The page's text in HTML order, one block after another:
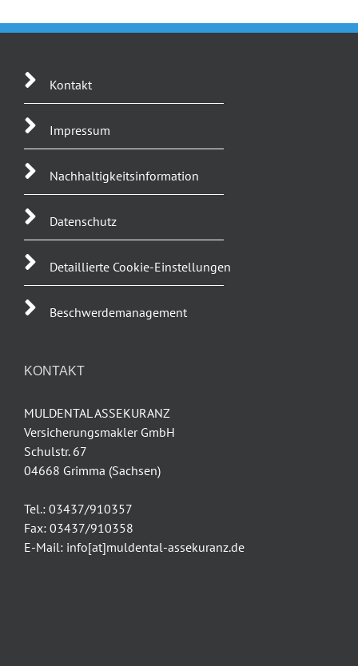
Kontakt
Impressum
Nachhaltigkeitsinformation
Datenschutz
Detaillierte Cookie-Einstellungen
Beschwerdemanagement
KONTAKT
MULDENTAL ASSEKURANZ
Versicherungsmakler GmbH
Schulstr. 67
04668 Grimma (Sachsen)
Tel.: 03437/910357
Fax: 03437/910358
E-Mail: info[at]muldental-assekuranz.de